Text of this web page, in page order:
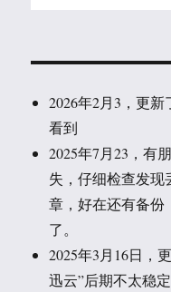
2026年2月3，更
看到
2025年7月23，有
失，仔细检查发现
章，好在还有备份
了。
2025年3月16日，
迅云”后期不太稳